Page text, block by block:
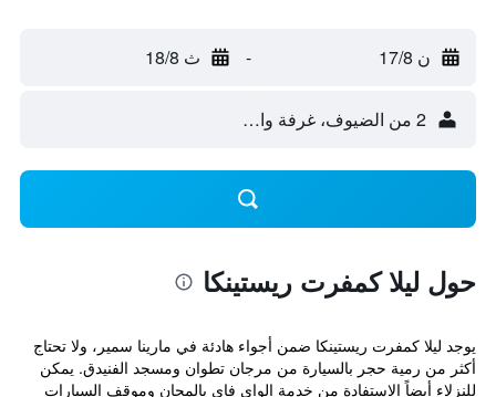
ن 17/8 - ث 18/8
2 من الضيوف، غرفة واحدة
حول ليلا كمفرت ريستينكا
يوجد ليلا كمفرت ريستينكا ضمن أجواء هادئة في مارينا سمير، ولا تحتاج
أكثر من رمية حجر بالسيارة من مرجان تطوان ومسجد الفنيدق. يمكن
للنزلاء أيضاً الاستفادة من خدمة الواي فاي بالمجان وموقف السيارات